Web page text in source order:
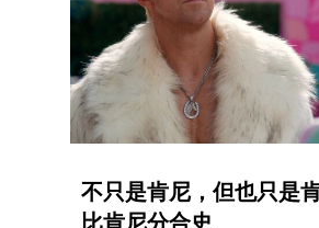
不只是肯尼，但也只是
比肯尼分合史